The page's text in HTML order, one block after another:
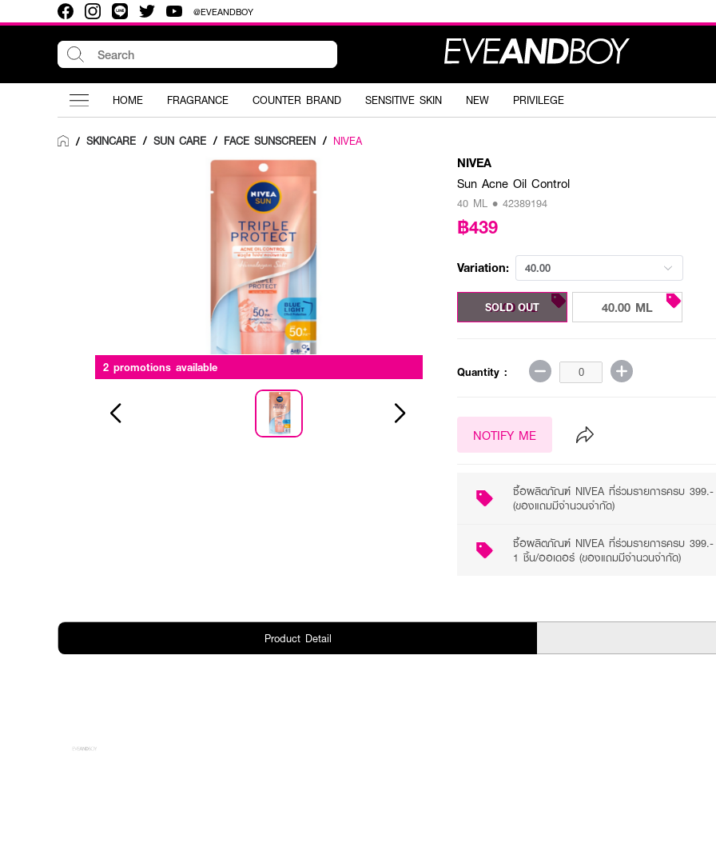
@EVEANDBOY
HOME FRAGRANCE COUNTER BRAND SENSITIVE SKIN NEW PRIVILEGE
/ SKINCARE / SUN CARE / FACE SUNSCREEN / NIVEA
2 promotions available
NIVEA
Sun Acne Oil Control
40 ML • 42389194
฿439
Variation: 40.00
40.00 ML
SOLD OUT 40.00 ML
Quantity :
NOTIFY ME
ซื้อผลิตภัณฑ์ NIVEA ที่ร่วมรายการครบ
(ของแถมมีจำนวนจำกัด)
ซื้อผลิตภัณฑ์ NIVEA ที่ร่วมรายการครบ
1 ชิ้น/ออเดอร์ (ของแถมมีจำนวนจำกัด)
Product Detail